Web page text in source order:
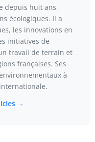
depuis huit ans,
écologiques. Il a
les innovations en
initiatives de
travail de terrain et
françaises. Ses
à
→